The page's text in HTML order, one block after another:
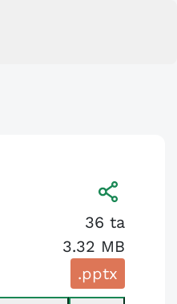
36 ta
3.32 MB
.pptx